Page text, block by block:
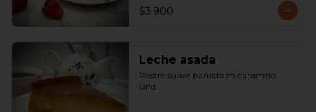
$3.900
Leche asada
Postre suave bañado en caramelo.
Und.